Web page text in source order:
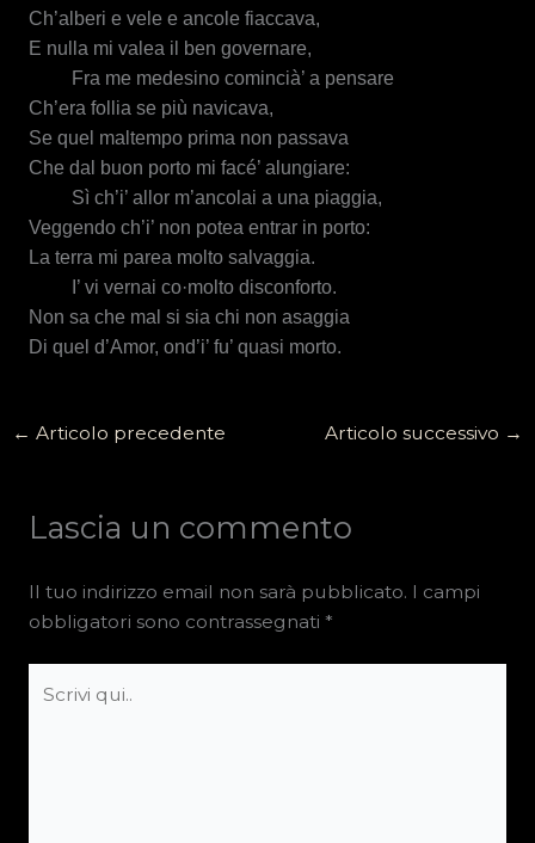
Ch’alberi e vele e ancole fiaccava,
E nulla mi valea il ben governare,
Fra me medesino comincià’ a pensare
Ch’era follia se più navicava,
Se quel maltempo prima non passava
Che dal buon porto mi facé’ alungiare:
Sì ch’i’ allor m’ancolai a una piaggia,
Veggendo ch’i’ non potea entrar in porto:
La terra mi parea molto salvaggia.
I’ vi vernai co·molto disconforto.
Non sa che mal si sia chi non asaggia
Di quel d’Amor, ond’i’ fu’ quasi morto.
← Articolo precedente Articolo successivo →
Lascia un commento
Il tuo indirizzo email non sarà pubblicato. I campi
obbligatori sono contrassegnati *
qui..